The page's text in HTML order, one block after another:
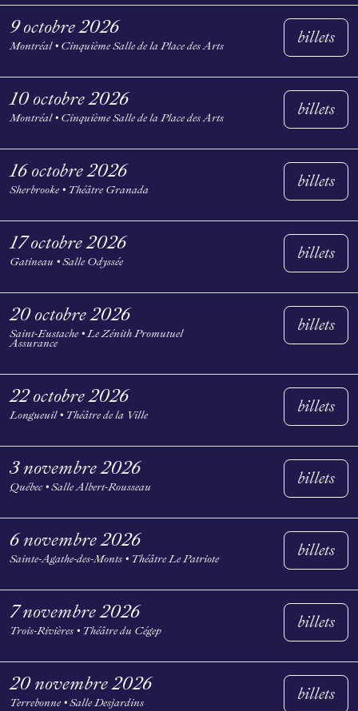
9 octobre 2026
Montréal • Cinquième Salle de la Place des Arts billets
10 octobre 2026
Montréal • Cinquième Salle de la Place des Arts billets
16 octobre 2026
Sherbrooke • Théâtre Granada billets
17 octobre 2026
Gatineau • Salle Odyssée billets
20 octobre 2026
Saint-Eustache • Le Zénith Promutuel
Assurance
billets
22 octobre 2026
Longueuil • Théâtre de la Ville billets
3 novembre 2026
Québec • Salle Albert-Rousseau billets
6 novembre 2026
Sainte-Agathe-des-Monts • Théâtre Le Patriote billets
7 novembre 2026
Trois-Rivières • Théâtre du Cégep billets
20 novembre 2026
Terrebonne • Salle Desjardins billets